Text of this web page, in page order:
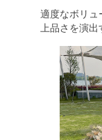
適度なボリュ
上品さを演